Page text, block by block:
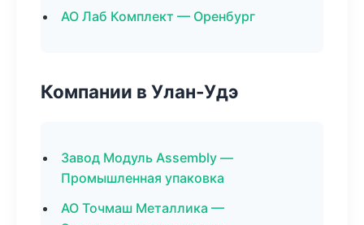
АО Лаб Комплект — Оренбург
Компании в Улан-Удэ
Завод Модуль Assembly —
Промышленная упаковка
АО Точмаш Металлика —